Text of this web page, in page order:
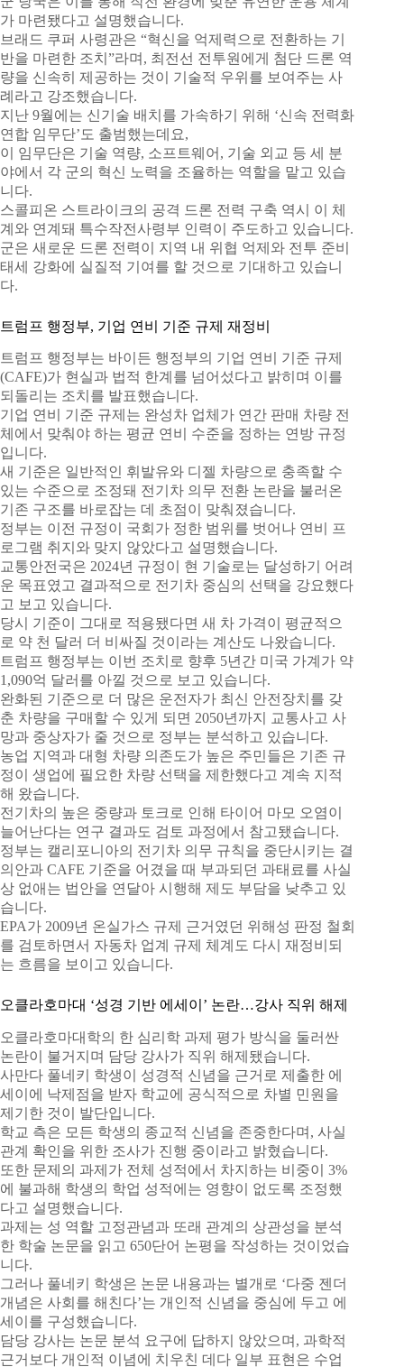
가 마련됐다고 설명했습니다.
브래드 쿠퍼 사령관은 “혁신을 억제력으로 전환하는 기
반을 마련한 조치”라며, 최전선 전투원에게 첨단 드론 역
량을 신속히 제공하는 것이 기술적 우위를 보여주는 사
례라고 강조했습니다.
지난 9월에는 신기술 배치를 가속하기 위해 ‘신속 전력화
연합 임무단’도 출범했는데요,
이 임무단은 기술 역량, 소프트웨어, 기술 외교 등 세 분
야에서 각 군의 혁신 노력을 조율하는 역할을 맡고 있습
니다.
스콜피온 스트라이크의 공격 드론 전력 구축 역시 이 체
계와 연계돼 특수작전사령부 인력이 주도하고 있습니다.
군은 새로운 드론 전력이 지역 내 위협 억제와 전투 준비
태세 강화에 실질적 기여를 할 것으로 기대하고 있습니
다.
트럼프 행정부, 기업 연비 기준 규제 재정비
트럼프 행정부는 바이든 행정부의 기업 연비 기준 규제
(CAFE)가 현실과 법적 한계를 넘어섰다고 밝히며 이를
되돌리는 조치를 발표했습니다.
기업 연비 기준 규제는 완성차 업체가 연간 판매 차량 전
체에서 맞춰야 하는 평균 연비 수준을 정하는 연방 규정
입니다.
새 기준은 일반적인 휘발유와 디젤 차량으로 충족할 수
있는 수준으로 조정돼 전기차 의무 전환 논란을 불러온
기존 구조를 바로잡는 데 초점이 맞춰졌습니다.
정부는 이전 규정이 국회가 정한 범위를 벗어나 연비 프
로그램 취지와 맞지 않았다고 설명했습니다.
교통안전국은 2024년 규정이 현 기술로는 달성하기 어려
운 목표였고 결과적으로 전기차 중심의 선택을 강요했다
고 보고 있습니다.
당시 기준이 그대로 적용됐다면 새 차 가격이 평균적으
로 약 천 달러 더 비싸질 것이라는 계산도 나왔습니다.
트럼프 행정부는 이번 조치로 향후 5년간 미국 가계가 약
1,090억 달러를 아낄 것으로 보고 있습니다.
완화된 기준으로 더 많은 운전자가 최신 안전장치를 갖
춘 차량을 구매할 수 있게 되면 2050년까지 교통사고 사
망과 중상자가 줄 것으로 정부는 분석하고 있습니다.
농업 지역과 대형 차량 의존도가 높은 주민들은 기존 규
정이 생업에 필요한 차량 선택을 제한했다고 계속 지적
해 왔습니다.
전기차의 높은 중량과 토크로 인해 타이어 마모 오염이
늘어난다는 연구 결과도 검토 과정에서 참고됐습니다.
정부는 캘리포니아의 전기차 의무 규칙을 중단시키는 결
의안과 CAFE 기준을 어겼을 때 부과되던 과태료를 사실
상 없애는 법안을 연달아 시행해 제도 부담을 낮추고 있
습니다.
EPA가 2009년 온실가스 규제 근거였던 위해성 판정 철회
를 검토하면서 자동차 업계 규제 체계도 다시 재정비되
는 흐름을 보이고 있습니다.
오클라호마대 ‘성경 기반 에세이’ 논란…강사 직위 해제
오클라호마대학의 한 심리학 과제 평가 방식을 둘러싼
논란이 불거지며 담당 강사가 직위 해제됐습니다.
사만다 풀네키 학생이 성경적 신념을 근거로 제출한 에
세이에 낙제점을 받자 학교에 공식적으로 차별 민원을
제기한 것이 발단입니다.
학교 측은 모든 학생의 종교적 신념을 존중한다며, 사실
관계 확인을 위한 조사가 진행 중이라고 밝혔습니다.
또한 문제의 과제가 전체 성적에서 차지하는 비중이 3%
에 불과해 학생의 학업 성적에는 영향이 없도록 조정했
다고 설명했습니다.
과제는 성 역할 고정관념과 또래 관계의 상관성을 분석
한 학술 논문을 읽고 650단어 논평을 작성하는 것이었습
니다.
그러나 풀네키 학생은 논문 내용과는 별개로 ‘다중 젠더
개념은 사회를 해친다’는 개인적 신념을 중심에 두고 에
세이를 구성했습니다.
담당 강사는 논문 분석 요구에 답하지 않았으며, 과학적
근거보다 개인적 이념에 치우친 데다 일부 표현은 수업